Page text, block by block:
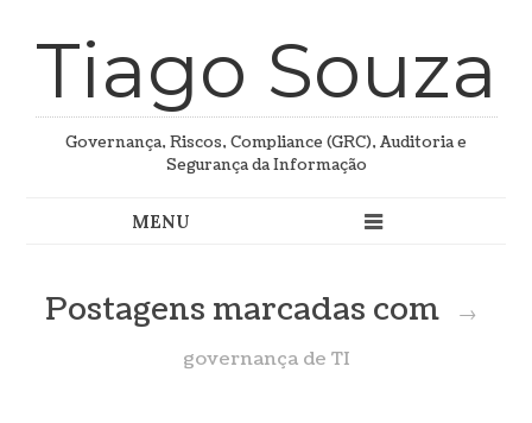
Tiago Souza
Governança, Riscos, Compliance (GRC), Auditoria e
Segurança da Informação
Postagens marcadas com
→
governança de TI